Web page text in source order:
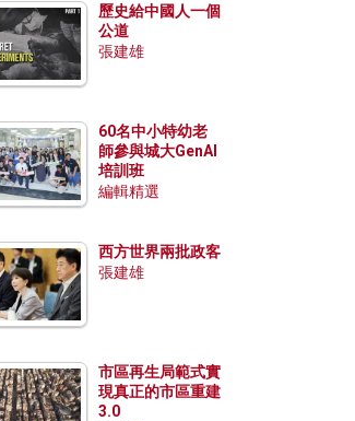
歷史給中國人一個
公道
張建雄
60名中小特幼老
師參與城大GenAI
培訓班
編輯精選
西方世界兩批政客
張建雄
市區再生局範式實
現真正的市區重建
3.0